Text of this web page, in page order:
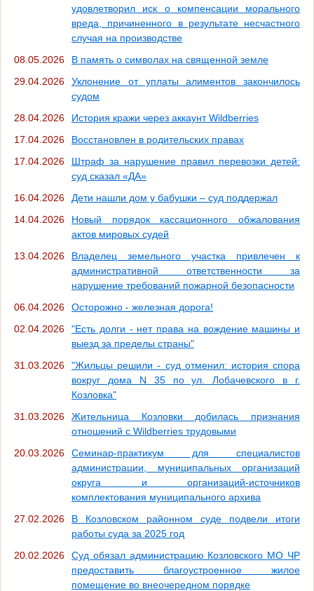
удовлетворил иск о компенсации морального
вреда, причиненного в результате несчастного
случая на производстве
08.05.2026
В память о символах на священной земле
29.04.2026
Уклонение от уплаты алиментов закончилось
судом
28.04.2026
История кражи через аккаунт Wildberries
17.04.2026
Восстановлен в родительских правах
17.04.2026
Штраф за нарушение правил перевозки детей:
суд сказал «ДА»
16.04.2026
Дети нашли дом у бабушки – суд поддержал
14.04.2026
Новый порядок кассационного обжалования
актов мировых судей
13.04.2026
Владелец земельного участка привлечен к
административной ответственности за
нарушение требований пожарной безопасности
06.04.2026
Осторожно - железная дорога!
02.04.2026
"Есть долги - нет права на вождение машины и
выезд за пределы страны"
31.03.2026
"Жильцы решили - суд отменил: история спора
вокруг дома N 35 по ул. Лобачевского в г.
Козловка"
31.03.2026
Жительница Козловки добилась признания
отношений с Wildberries трудовыми
20.03.2026
Семинар-практикум для специалистов
администрации, муниципальных организаций
округа и организаций-источников
комплектования муниципального архива
27.02.2026
В Козловском районном суде подвели итоги
работы суда за 2025 год
20.02.2026
Суд обязал администрацию Козловского МО ЧР
предоставить благоустроенное жилое
помещение во внеочередном порядке